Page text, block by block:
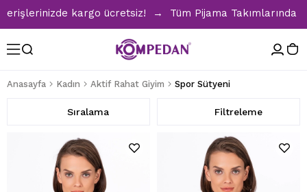
kargo ücretsiz! → Tüm Pijama Takımlarında %30
Anasayfa Kadın Aktif Rahat Giyim Spor Sütyeni
Filtreleme
Sıralama